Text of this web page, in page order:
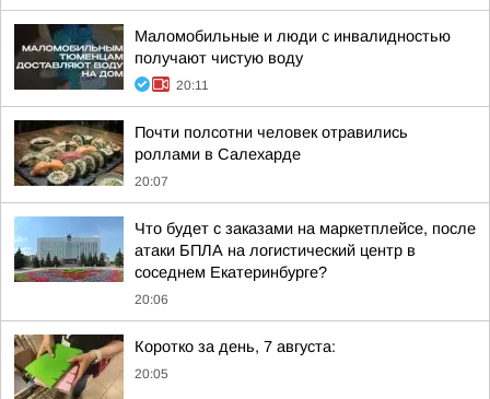
Маломобильные и люди с инвалидностью
получают чистую воду
20:11
Почти полсотни человек отравились
роллами в Салехарде
20:07
Что будет с заказами на маркетплейсе, после
атаки БПЛА на логистический центр в
соседнем Екатеринбурге?
20:06
Коротко за день, 7 августа:
20:05